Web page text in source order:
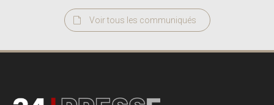
Voir tous les communiqués